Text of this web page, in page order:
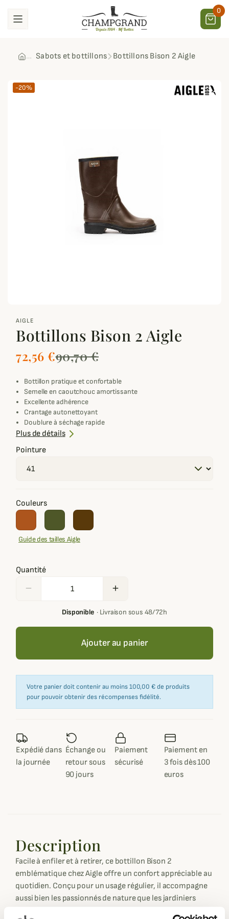
0
Sabots et bottillons Bottillons Bison 2 Aigle
-20%
AIGLE
Bottillons Bison 2 Aigle
72,56 €90,70 €
Bottillon pratique et confortable
Semelle en caoutchouc amortissante
Excellente adhérence
Crantage autonettoyant
Doublure à séchage rapide
Idéal pour jardin et forêt
Plus de détails
Pointure
Couleurs
Guide des tailles Aigle
Quantité
remove add
Disponible· Livraison sous 48/72h
Ajouter au panier
Votre panier doit contenir au moins 100,00 € de produits
pour pouvoir obtenir des récompenses fidélité.
Expédié dans
la journée
Échange ou
retour sous
90 jours
Paiement
sécurisé
Paiement en
3 fois dès 100
euros
Description
Facile à enfiler et à retirer, ce bottillon Bison 2
emblématique chez Aigle offre un confort appréciable au
quotidien. Conçu pour un usage régulier, il accompagne
aussi bien les passionnés de nature que les jardiniers